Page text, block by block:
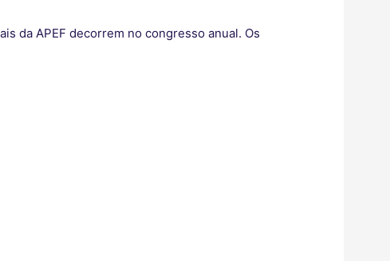
da APEF decorrem no congresso anual. Os